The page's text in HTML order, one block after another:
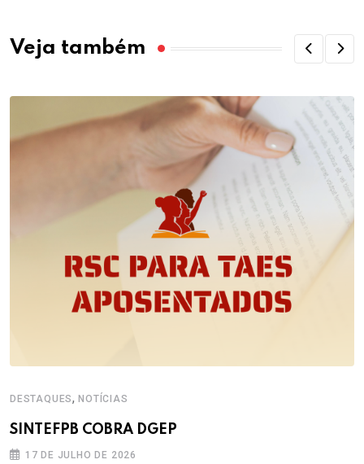
Veja também
DESTAQUES,NOTÍCIAS
SINTEFPB COBRA DGEP
17 DE JULHO DE 2026